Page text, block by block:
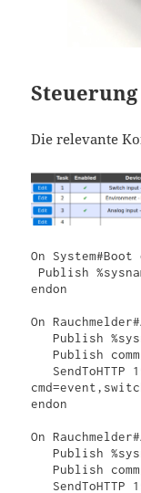
Steuerung
Die relevante
On
endon
On
endon
On